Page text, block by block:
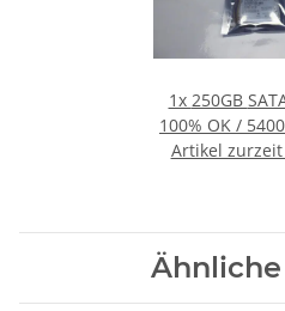
1x 250GB SATA / getestet
100% OK / 5400RPM / 2,5" /
Artikel